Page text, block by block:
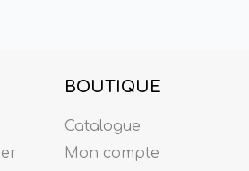
BOUTIQUE
Catalogue
Mon compte